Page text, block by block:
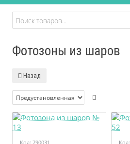
Фотозоны из шаров
Назад
Код: 790031 Код: